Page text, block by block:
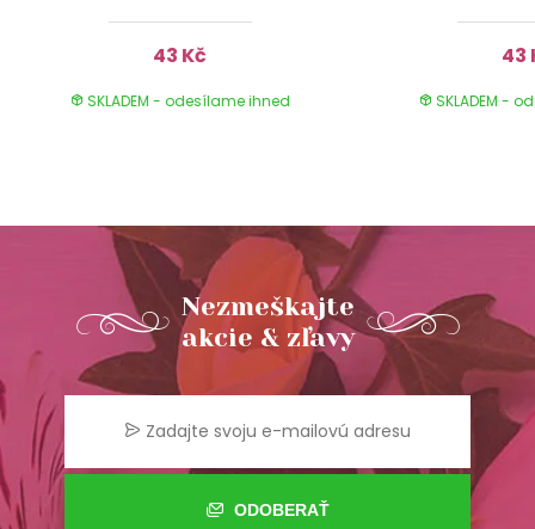
43 Kč
SKLADEM - odesílame ihned
43
SKLADEM -
Nezmeškajte
akcie & zľavy
ODOBERAŤ